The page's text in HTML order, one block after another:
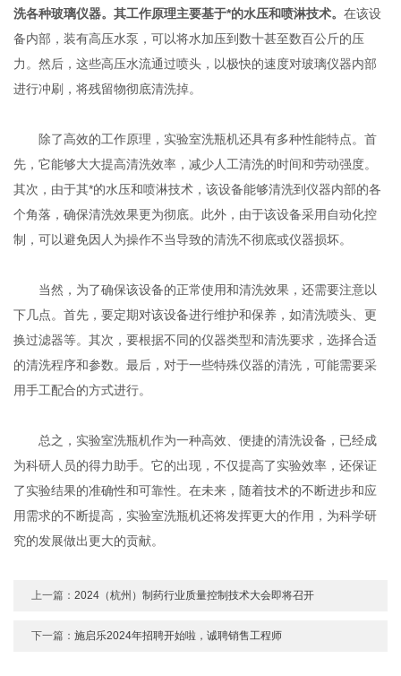
洗各种玻璃仪器。其工作原理主要基于*的水压和喷淋技术。在该设
备内部，装有高压水泵，可以将水加压到数十甚至数百公斤的压
力。然后，这些高压水流通过喷头，以极快的速度对玻璃仪器内部
进行冲刷，将残留物彻底清洗掉。
除了高效的工作原理，实验室洗瓶机还具有多种性能特点。首
先，它能够大大提高清洗效率，减少人工清洗的时间和劳动强度。
其次，由于其*的水压和喷淋技术，该设备能够清洗到仪器内部的各
个角落，确保清洗效果更为彻底。此外，由于该设备采用自动化控
制，可以避免因人为操作不当导致的清洗不彻底或仪器损坏。
当然，为了确保该设备的正常使用和清洗效果，还需要注意以
下几点。首先，要定期对该设备进行维护和保养，如清洗喷头、更
换过滤器等。其次，要根据不同的仪器类型和清洗要求，选择合适
的清洗程序和参数。最后，对于一些特殊仪器的清洗，可能需要采
用手工配合的方式进行。
总之，实验室洗瓶机作为一种高效、便捷的清洗设备，已经成
为科研人员的得力助手。它的出现，不仅提高了实验效率，还保证
了实验结果的准确性和可靠性。在未来，随着技术的不断进步和应
用需求的不断提高，实验室洗瓶机还将发挥更大的作用，为科学研
究的发展做出更大的贡献。
上一篇：2024（杭州）制药行业质量控制技术大会即将召开
下一篇：施启乐2024年招聘开始啦，诚聘销售工程师